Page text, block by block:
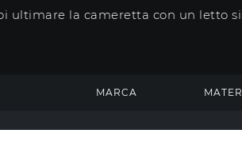
ultimare la cameretta con un letto
MARCA